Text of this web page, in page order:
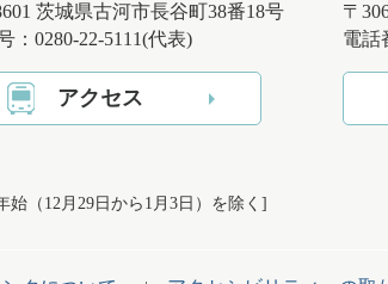
茨城県古河市長谷町38番18号
：0280-22-5111(代表)
アクセス
〒
電話
始（12月29日から1月3日）を除く]